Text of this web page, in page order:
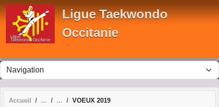
Ligue Taekwondo
Occitanie
Accueil VOEUX 2019
Panneau de gestion des cookies